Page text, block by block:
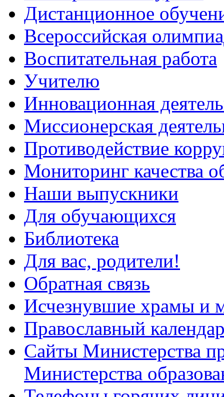
Дистанционное
Всероcсийская
Воспитательная работа
Учителю
Инновационная
Миссионерская
Противодействие
Мониторинг качества
Наши выпускники
Для обучающихся
Библиотека
Для вас, родители!
Обратная связь
Исчезнувшие храмы и
Православный
Сайты Министерства
Министерства